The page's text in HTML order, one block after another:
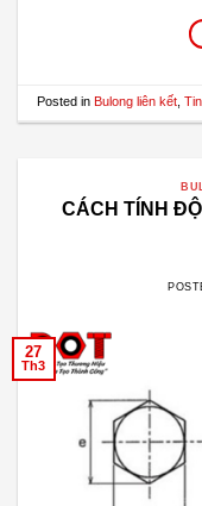
Posted in Bulong liên kết,
CÁCH TÍNH
27
Th3